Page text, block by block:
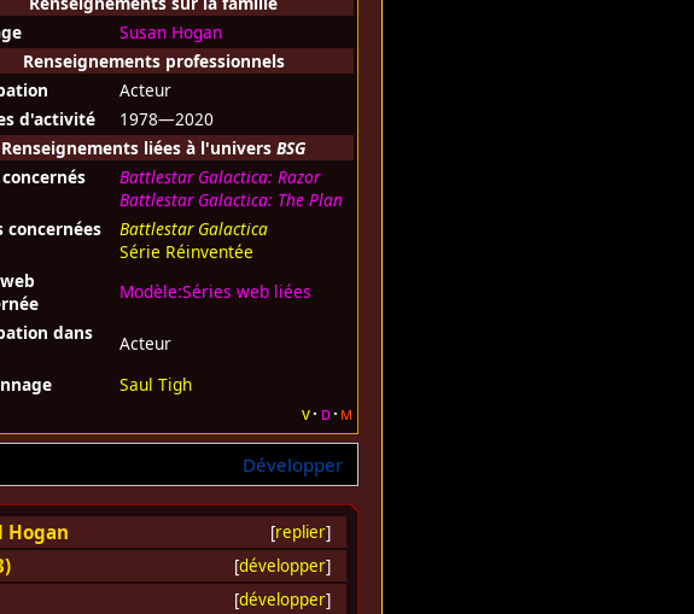
Susan Hogan
Renseignements professionnels
Acteur
d'activité
1978—2020
Renseignements liées à l'universBSG
Battlestar Galactica: Razor
Battlestar Galactica: The Plan
concernées
Battlestar Galactica
Série Réinventée
Modèle:Séries web liées
dans
Acteur
Saul Tigh
v d m
Développer
[replier]
Hogan
[développer]
[développer]